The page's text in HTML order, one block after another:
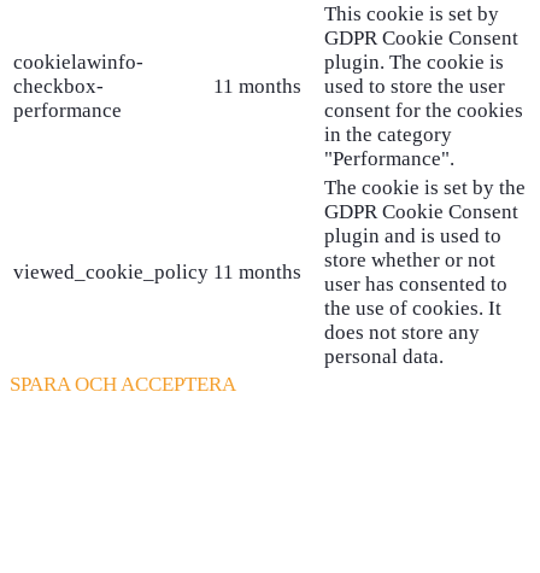
cookielawinfo-
checkbox-
performance
11 months
This cookie is set by
GDPR Cookie Consent
plugin. The cookie is
used to store the user
consent for the cookies
in the category
"Performance".
viewed_cookie_policy 11 months
The cookie is set by the
GDPR Cookie Consent
plugin and is used to
store whether or not
user has consented to
the use of cookies. It
does not store any
personal data.
SPARA OCH ACCEPTERA